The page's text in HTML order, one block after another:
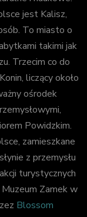
jest Kalisz,
To miasto o
takimi jak
Trzecim co do
liczący około
ośrodek
Powidzkim.
zamieszkane
z przemysłu
turystycznych
Zamek w
Blossom